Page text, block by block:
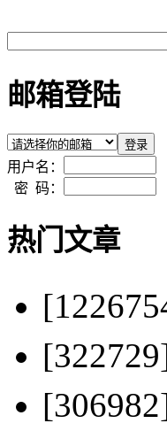
邮箱登陆
用户名：
密 码：
热门文章